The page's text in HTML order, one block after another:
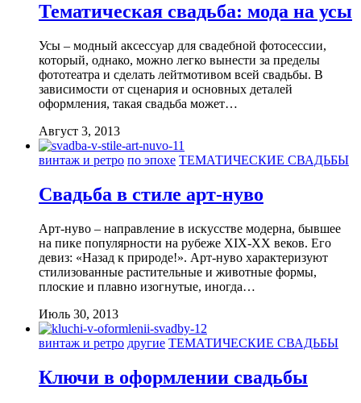
Тематическая свадьба: мода на усы
Усы – модный аксессуар для свадебной фотосессии,
который, однако, можно легко вынести за пределы
фототеатра и сделать лейтмотивом всей свадьбы. В
зависимости от сценария и основных деталей
оформления, такая свадьба может…
Август 3, 2013
винтаж и ретро по эпохе ТЕМАТИЧЕСКИЕ СВАДЬБЫ
Свадьба в стиле арт-нуво
Арт-нуво – направление в искусстве модерна, бывшее
на пике популярности на рубеже XIX-XX веков. Его
девиз: «Назад к природе!». Арт-нуво характеризуют
стилизованные растительные и животные формы,
плоские и плавно изогнутые, иногда…
Июль 30, 2013
винтаж и ретро другие ТЕМАТИЧЕСКИЕ СВАДЬБЫ
Ключи в оформлении свадьбы